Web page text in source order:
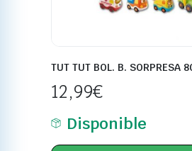
TUT TUT BOL. B. SORPRESA
12,99€
Disponible